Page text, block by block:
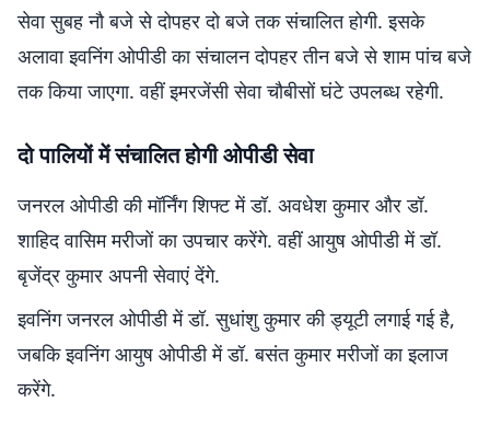
सेवा सुबह नौ बजे से दोपहर दो बजे तक संचालित होगी. इसके
अलावा इवनिंग ओपीडी का संचालन दोपहर तीन बजे से शाम पांच बजे
तक किया जाएगा. वहीं इमरजेंसी सेवा चौबीसों घंटे उपलब्ध रहेगी.
दो पालियों में संचालित होगी ओपीडी सेवा
जनरल ओपीडी की मॉर्निंग शिफ्ट में डॉ. अवधेश कुमार और डॉ.
शाहिद वासिम मरीजों का उपचार करेंगे. वहीं आयुष ओपीडी में डॉ.
बृजेंद्र कुमार अपनी सेवाएं देंगे.
इवनिंग जनरल ओपीडी में डॉ. सुधांशु कुमार की ड्यूटी लगाई गई है,
जबकि इवनिंग आयुष ओपीडी में डॉ. बसंत कुमार मरीजों का इलाज
करेंगे.